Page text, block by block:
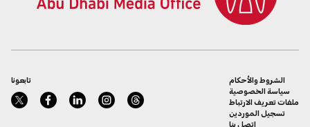
تابعونا
الشروط والأحكام
سياسة الخصوصية
ملفات تعريف الارتباط
تسجيل الموردين
اتصل بنا